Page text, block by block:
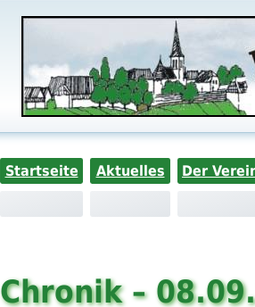
Startseite Aktuelles Der
Chronik –